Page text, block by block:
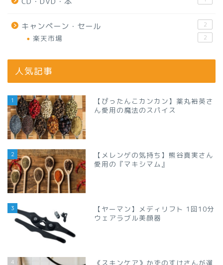
キャンペーン・セール 2
楽天市場 2
人気記事
1
【ぴったんこカンカン】薬丸裕英さ
ん愛用の魔法のスパイス
2
【メレンゲの気持ち】熊谷真実さん
愛用の『マキシマム』
3
【ヤーマン】メディリフト 1回10分
ウェアラブル美顔器
4 《スキンケア》かずのすけさんが選